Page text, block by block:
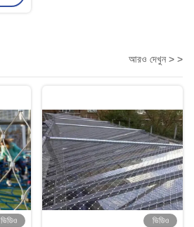
আরও দেখুন > >
ভিডিও ভিডিও